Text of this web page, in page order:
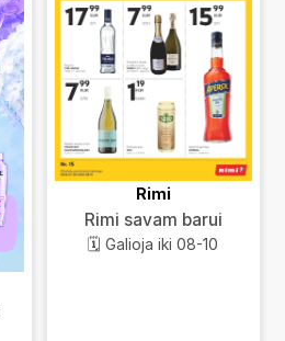
Rimi
Rimi savam barui
🗓️ Galioja iki 08-10